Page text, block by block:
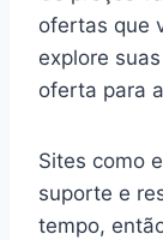
ofertas que
explore
oferta para
Sites como
suporte e
tempo,